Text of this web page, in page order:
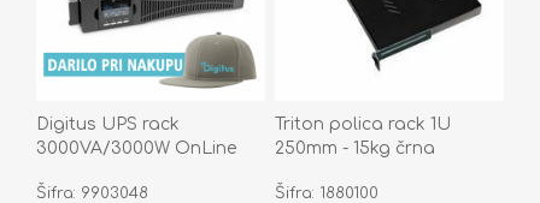
Digitus UPS rack
3000VA/3000W OnLine
Šifra: 9903048
Triton polica rack 1U
250mm - 15kg črna
Šifra: 1880100